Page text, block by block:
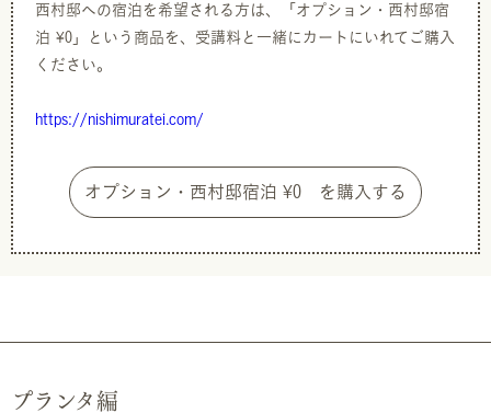
西村邸への宿泊を希望される方は、「オプション・西村邸宿
泊 ¥0」という商品を、受講料と一緒にカートにいれてご購入
ください。
https://nishimuratei.com/
オプション・西村邸宿泊 ¥0 を購入する
プランタ編